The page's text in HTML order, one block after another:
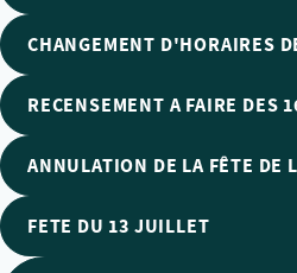
CHANGEMENT D'HORAIRES
RECENSEMENT A FAIRE DES
ANNULATION DE LA FÊTE DE
FETE DU 13 JUILLET